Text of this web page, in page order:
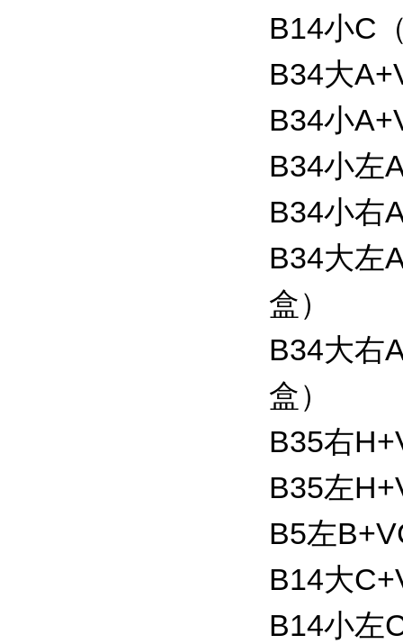
B14小C
B34大
B34小
B34小左
B34小右
B34大左
盒）
B34大右
盒）
B35右
B35左
B5左
B14大
B14小左